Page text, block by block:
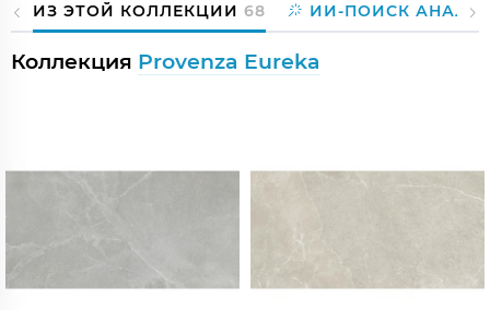
ИЗ ЭТОЙ КОЛЛЕКЦИИ 68 ИИ-ПОИСК
Коллекция Provenza Eureka